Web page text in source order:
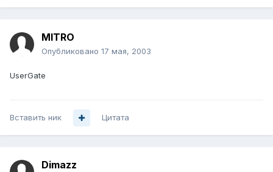
MITRO
Опубликовано 17 мая, 2003
UserGate
Вставить ник Цитата
Dimazz